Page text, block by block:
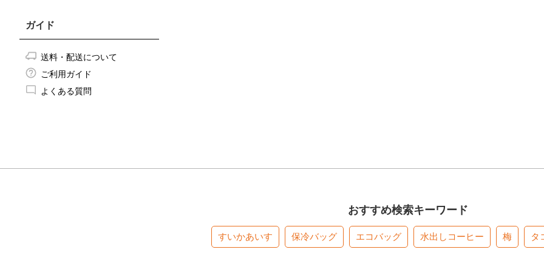
ガイド
送料・配送について
ご利用ガイド
よくある質問
おすすめ検索キーワード
すいかあいす 保冷バッグ エコバッグ 水出しコーヒー 梅 タ